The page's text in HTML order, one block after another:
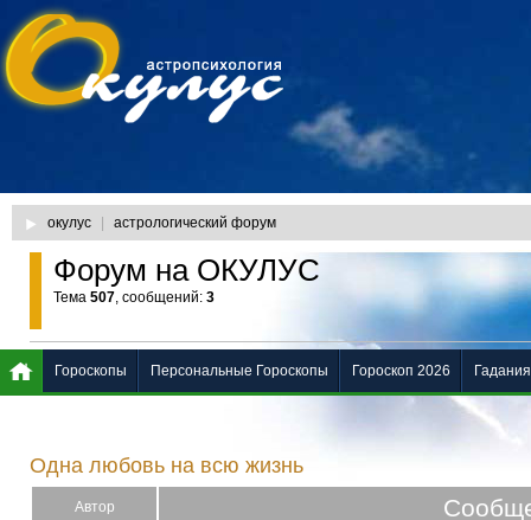
окулус астрологический форум
Форум на ОКУЛУС
Тема 507, сообщений: 3
Одна любовь на всю жизнь
Автор
Гороскопы Персональные Гороскопы Гороскоп 2026 Гадания